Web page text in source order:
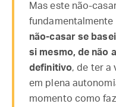
Mas este não-
não-casar se
si mesmo, de não
definitivo, de ter a
em plena
momento como